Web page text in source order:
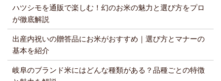
ハツシモを通販で楽しむ！幻のお米の魅力と選び方をプロ
が徹底解説
出産内祝いの贈答品にお米がおすすめ｜選び方とマナーの
基本を紹介
岐阜のブランド米にはどんな種類がある？品種ごとの特徴